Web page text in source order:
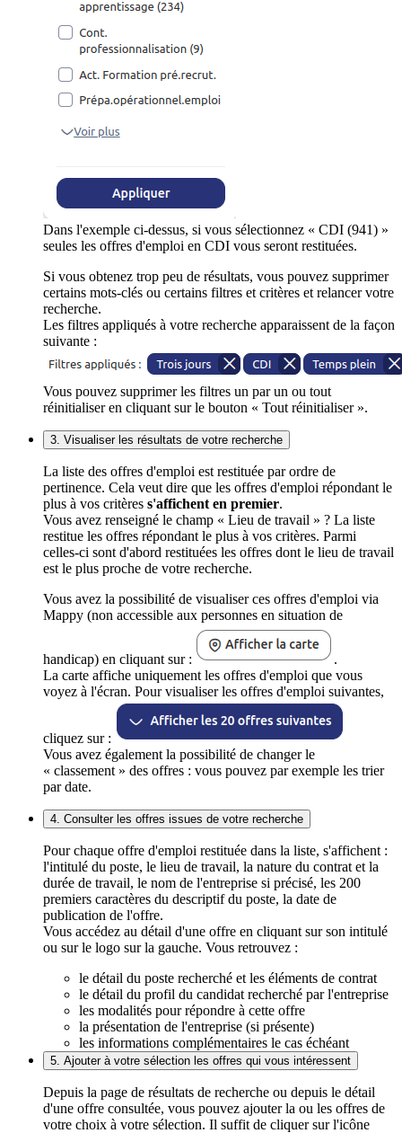
Dans l'exemple ci-dessus, si vous sélectionnez « CDI (941) »
seules les offres d'emploi en CDI vous seront restituées.
Si vous obtenez trop peu de résultats, vous pouvez supprimer
certains mots-clés ou certains filtres et critères et relancer votre
recherche.
Les filtres appliqués à votre recherche apparaissent de la façon
suivante :
Vous pouvez supprimer les filtres un par un ou tout
réinitialiser en cliquant sur le bouton « Tout réinitialiser ».
3. Visualiser les résultats de votre recherche
La liste des offres d'emploi est restituée par ordre de
pertinence. Cela veut dire que les offres d'emploi répondant le
plus à vos critères s'affichent en premier.
Vous avez renseigné le champ « Lieu de travail » ? La liste
restitue les offres répondant le plus à vos critères. Parmi
celles-ci sont d'abord restituées les offres dont le lieu de travail
est le plus proche de votre recherche.
Vous avez la possibilité de visualiser ces offres d'emploi via
Mappy (non accessible aux personnes en situation de
handicap) en cliquant sur :
.
La carte affiche uniquement les offres d'emploi que vous
voyez à l'écran. Pour visualiser les offres d'emploi suivantes,
cliquez sur :
Vous avez également la possibilité de changer le
« classement » des offres : vous pouvez par exemple les trier
par date.
4. Consulter les offres issues de votre recherche
Pour chaque offre d'emploi restituée dans la liste, s'affichent :
l'intitulé du poste, le lieu de travail, la nature du contrat et la
durée de travail, le nom de l'entreprise si précisé, les 200
premiers caractères du descriptif du poste, la date de
publication de l'offre.
Vous accédez au détail d'une offre en cliquant sur son intitulé
ou sur le logo sur la gauche. Vous retrouvez :
le détail du poste recherché et les éléments de contrat
le détail du profil du candidat recherché par l'entreprise
les modalités pour répondre à cette offre
la présentation de l'entreprise (si présente)
les informations complémentaires le cas échéant
5. Ajouter à votre sélection les offres qui vous intéressent
Depuis la page de résultats de recherche ou depuis le détail
d'une offre consultée, vous pouvez ajouter la ou les offres de
votre choix à votre sélection. Il suffit de cliquer sur l'icône